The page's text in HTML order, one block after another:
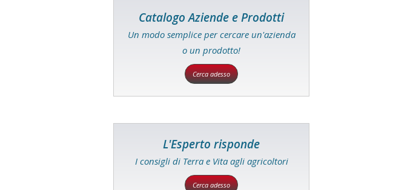
Catalogo Aziende e Prodotti
Un modo semplice per cercare un'azienda
o un prodotto!
Cerca adesso
L'Esperto risponde
I consigli di Terra e Vita agli agricoltori
Cerca adesso